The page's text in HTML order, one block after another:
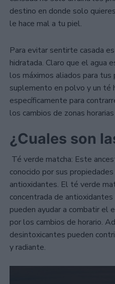
destino en donde solo
le hace mal a tu piel.
Para evitar sentirte casada
hidratada. Claro que el agua
los máximos aliados para tus
suplemento en polvo y un té
específicamente para
los cambios de zonas
¿Cuales son
Té verde matcha: Este
conocido por sus
antioxidantes. El té verde
concentrada de
pueden ayudar a combatir el
por los cambios de horario.
desintoxicantes pueden
y radiante.